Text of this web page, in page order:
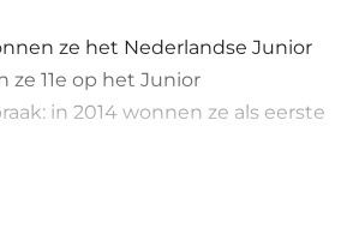
ze het Nederlandse Junior
ze 11e op het Junior
in 2014 wonnen ze als eerste